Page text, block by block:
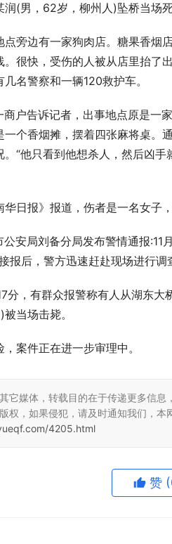
(男，62岁，柳州人)坠桥当场死
点旁边有一家狗肉店。糖果香烟
很快，受伤的人被从店里抬了
名警察和一辆120救护车。
商户告诉记者，出事地点原是
个香烟摊，摆着四张麻将桌。
“他只看到他想杀人，然后凶
日报》报道，伤者是一名女子
公安局刘备分局发布警情通报
报后，警方迅速赶赴现场进行调
分，有群众报警称有人从湖东
当场击毙。
案件正在进一步审理中。
它媒体，转载目的在于传递更多信
权，如果侵犯，请及时通知我们，
4205.html
赞